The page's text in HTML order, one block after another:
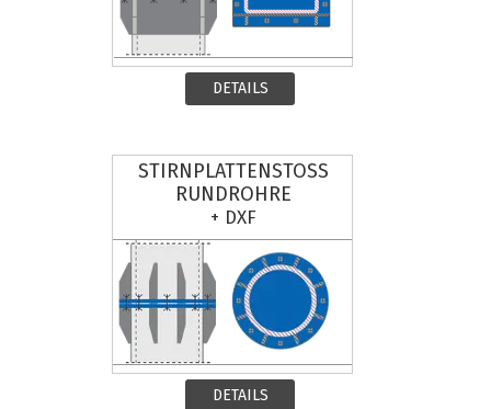
DETAILS
DETAILS
STIRNPLATTENSTOSS
RUNDROHRE
+ DXF